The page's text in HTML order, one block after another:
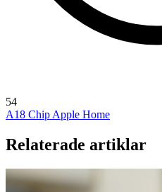
54
A18 Chip Apple Home
Relaterade artiklar